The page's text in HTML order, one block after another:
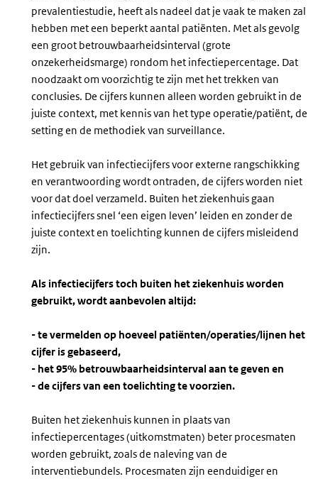
prevalentiestudie, heeft als nadeel dat je vaak te maken zal
hebben met een beperkt aantal patiënten. Met als gevolg
een groot betrouwbaarheidsinterval (grote
onzekerheidsmarge) rondom het infectiepercentage. Dat
noodzaakt om voorzichtig te zijn met het trekken van
conclusies. De cijfers kunnen alleen worden gebruikt in de
juiste context, met kennis van het type operatie/patiënt, de
setting en de methodiek van surveillance.
Het gebruik van infectiecijfers voor externe rangschikking
en verantwoording wordt ontraden, de cijfers worden niet
voor dat doel verzameld. Buiten het ziekenhuis gaan
infectiecijfers snel ‘een eigen leven’ leiden en zonder de
juiste context en toelichting kunnen de cijfers misleidend
zijn.
Als infectiecijfers toch buiten het ziekenhuis worden
gebruikt, wordt aanbevolen altijd:
- te vermelden op hoeveel patiënten/operaties/lijnen het
cijfer is gebaseerd,
- het 95% betrouwbaarheidsinterval aan te geven en
- de cijfers van een toelichting te voorzien.
Buiten het ziekenhuis kunnen in plaats van
infectiepercentages (uitkomstmaten) beter procesmaten
worden gebruikt, zoals de naleving van de
interventiebundels. Procesmaten zijn eenduidiger en